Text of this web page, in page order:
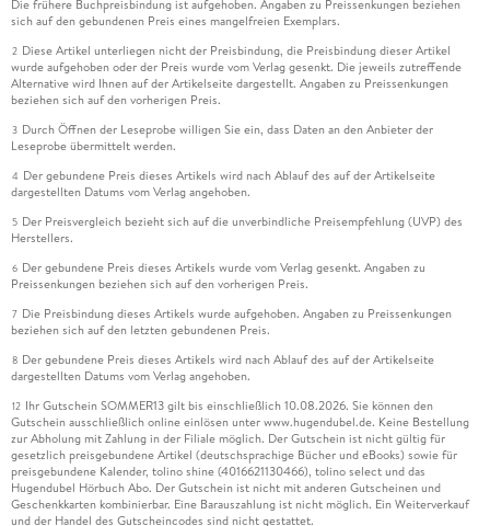
Die frühere Buchpreisbindung ist aufgehoben. Angaben zu Preissenkungen beziehen
sich auf den gebundenen Preis eines mangelfreien Exemplars.
2 Diese Artikel unterliegen nicht der Preisbindung, die Preisbindung dieser Artikel
wurde aufgehoben oder der Preis wurde vom Verlag gesenkt. Die jeweils zutreffende
Alternative wird Ihnen auf der Artikelseite dargestellt. Angaben zu Preissenkungen
beziehen sich auf den vorherigen Preis.
3 Durch Öffnen der Leseprobe willigen Sie ein, dass Daten an den Anbieter der
Leseprobe übermittelt werden.
4 Der gebundene Preis dieses Artikels wird nach Ablauf des auf der Artikelseite
dargestellten Datums vom Verlag angehoben.
5 Der Preisvergleich bezieht sich auf die unverbindliche Preisempfehlung (UVP) des
Herstellers.
6 Der gebundene Preis dieses Artikels wurde vom Verlag gesenkt. Angaben zu
Preissenkungen beziehen sich auf den vorherigen Preis.
7 Die Preisbindung dieses Artikels wurde aufgehoben. Angaben zu Preissenkungen
beziehen sich auf den letzten gebundenen Preis.
8 Der gebundene Preis dieses Artikels wird nach Ablauf des auf der Artikelseite
dargestellten Datums vom Verlag angehoben.
12 Ihr Gutschein SOMMER13 gilt bis einschließlich 10.08.2026. Sie können den
Gutschein ausschließlich online einlösen unter www.hugendubel.de. Keine Bestellung
zur Abholung mit Zahlung in der Filiale möglich. Der Gutschein ist nicht gültig für
gesetzlich preisgebundene Artikel (deutschsprachige Bücher und eBooks) sowie für
preisgebundene Kalender, tolino shine (4016621130466), tolino select und das
Hugendubel Hörbuch Abo. Der Gutschein ist nicht mit anderen Gutscheinen und
Geschenkkarten kombinierbar. Eine Barauszahlung ist nicht möglich. Ein Weiterverkauf
und der Handel des Gutscheincodes sind nicht gestattet.